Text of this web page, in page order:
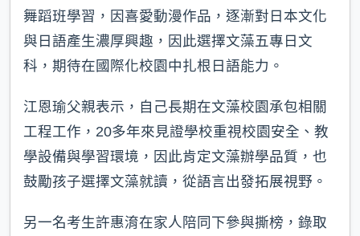
舞蹈班學習，因喜愛動漫作品，逐漸對日本文化
與日語產生濃厚興趣，因此選擇文藻五專日文
科，期待在國際化校園中扎根日語能力。
江恩瑜父親表示，自己長期在文藻校園承包相關
工程工作，20多年來見證學校重視校園安全、教
學設備與學習環境，因此肯定文藻辦學品質，也
鼓勵孩子選擇文藻就讀，從語言出發拓展視野。
另一名考生許惠淯在家人陪同下參與撕榜，錄取